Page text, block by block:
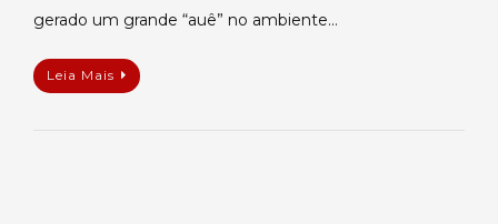
gerado um grande “auê” no ambiente…
Leia Mais